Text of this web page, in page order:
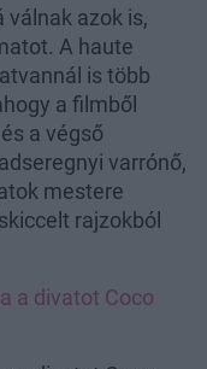
azok is,
A haute
is több
a filmből
a végső
varrónő,
mestere
rajzokból
a divatot Coco